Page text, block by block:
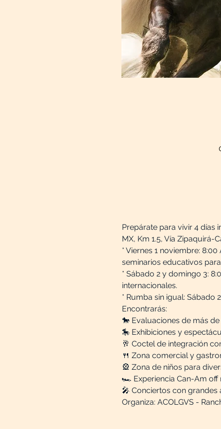
Prepárate para vivir 4 días
MX, Km 1.5, Vía Zipaquirá-
* Viernes 1 noviembre:
seminarios educativos
* Sábado 2 y domingo 3:
internacionales.
* Rumba sin igual: Sábado
Encontrarás:
🐎 Evaluaciones de más
🎠 Exhibiciones y
🥂 Coctel de integración
🍴 Zona comercial y
🎡 Zona de niños para
🏎️ Experiencia Can-Am off
🎤 Conciertos con grandes
Organiza: ACOLGVS -